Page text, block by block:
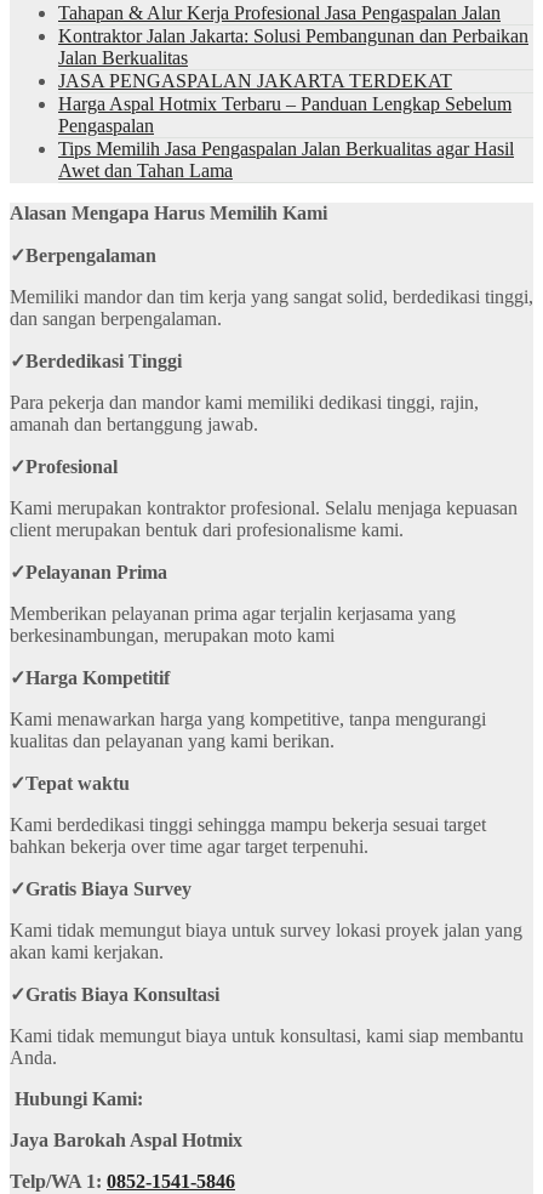
Tahapan & Alur Kerja Profesional Jasa Pengaspalan Jalan
Kontraktor Jalan Jakarta: Solusi Pembangunan dan Perbaikan
Jalan Berkualitas
JASA PENGASPALAN JAKARTA TERDEKAT
Harga Aspal Hotmix Terbaru – Panduan Lengkap Sebelum
Pengaspalan
Tips Memilih Jasa Pengaspalan Jalan Berkualitas agar Hasil
Awet dan Tahan Lama
Alasan Mengapa Harus Memilih Kami
✓Berpengalaman
Memiliki mandor dan tim kerja yang sangat solid, berdedikasi tinggi,
dan sangan berpengalaman.
✓Berdedikasi Tinggi
Para pekerja dan mandor kami memiliki dedikasi tinggi, rajin,
amanah dan bertanggung jawab.
✓Profesional
Kami merupakan kontraktor profesional. Selalu menjaga kepuasan
client merupakan bentuk dari profesionalisme kami.
✓Pelayanan Prima
Memberikan pelayanan prima agar terjalin kerjasama yang
berkesinambungan, merupakan moto kami
✓Harga Kompetitif
Kami menawarkan harga yang kompetitive, tanpa mengurangi
kualitas dan pelayanan yang kami berikan.
✓Tepat waktu
Kami berdedikasi tinggi sehingga mampu bekerja sesuai target
bahkan bekerja over time agar target terpenuhi.
✓Gratis Biaya Survey
Kami tidak memungut biaya untuk survey lokasi proyek jalan yang
akan kami kerjakan.
✓Gratis Biaya Konsultasi
Kami tidak memungut biaya untuk konsultasi, kami siap membantu
Anda.
Hubungi Kami:
Jaya Barokah Aspal Hotmix
Telp/WA 1: 0852-1541-5846